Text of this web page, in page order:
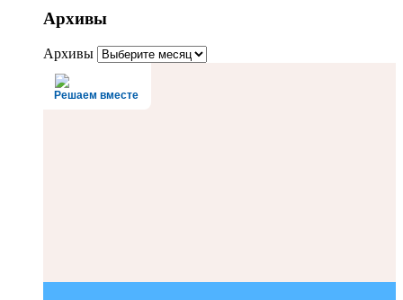
Архивы
Архивы
Решаем вместе